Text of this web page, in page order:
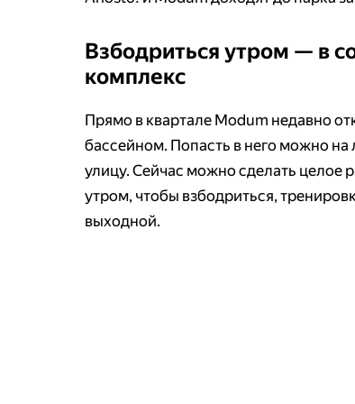
Взбодриться утром — в
комплекс
Прямо в квартале Modum недавно
бассейном. Попасть в него можно
улицу. Сейчас можно сделать целое
утром, чтобы взбодриться,
выходной.